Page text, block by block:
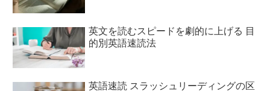
英文を読むスピードを劇的に上げる 目
的別英語速読法
英語速読 スラッシュリーディングの区